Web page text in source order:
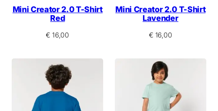
Mini Creator 2.0 T-Shirt
Red
€ 16,00
Mini Creator 2.0 T-Shirt
Lavender
€16,00